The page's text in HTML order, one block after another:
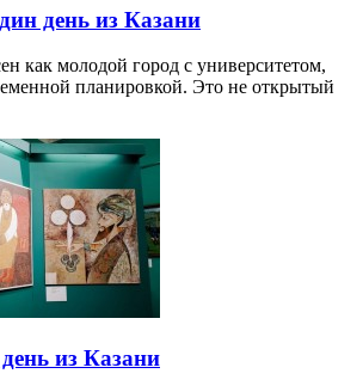
день из Казани
как молодой город с университетом,
планировкой. Это не открытый
из Казани